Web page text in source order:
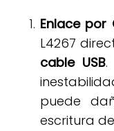
Enlace por
L4267
cable USB.
puede
escritura